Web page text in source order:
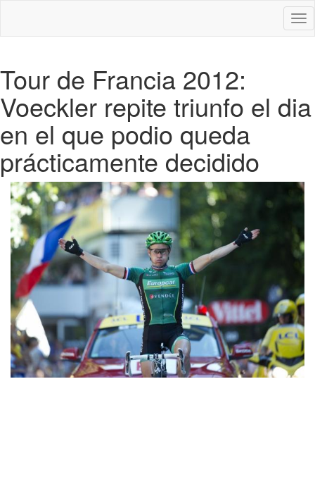
Tour de Francia 2012:
Voeckler repite triunfo el dia
en el que podio queda
prácticamente decidido